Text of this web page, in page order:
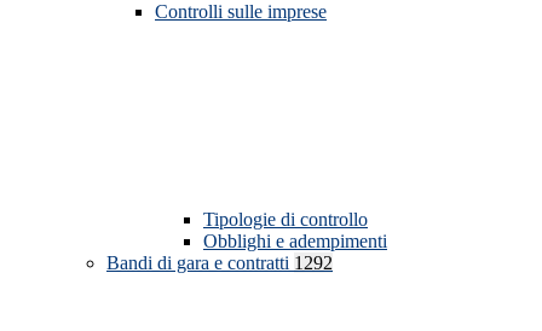
Controlli sulle imprese
Tipologie di controllo
Obblighi e adempimenti
Bandi di gara e contratti 1292